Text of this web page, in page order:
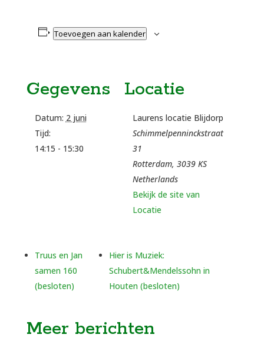
Toevoegen aan kalender
Gegevens
Datum: 2 juni
Tijd:
14:15 - 15:30
Locatie
Laurens locatie Blijdorp
Schimmelpenninckstraat
31
Rotterdam, 3039 KS
Netherlands
Bekijk de site van
Locatie
Truus en Jan
samen 160
(besloten)
Hier is Muziek:
Schubert&Mendelssohn in
Houten (besloten)
Meer berichten